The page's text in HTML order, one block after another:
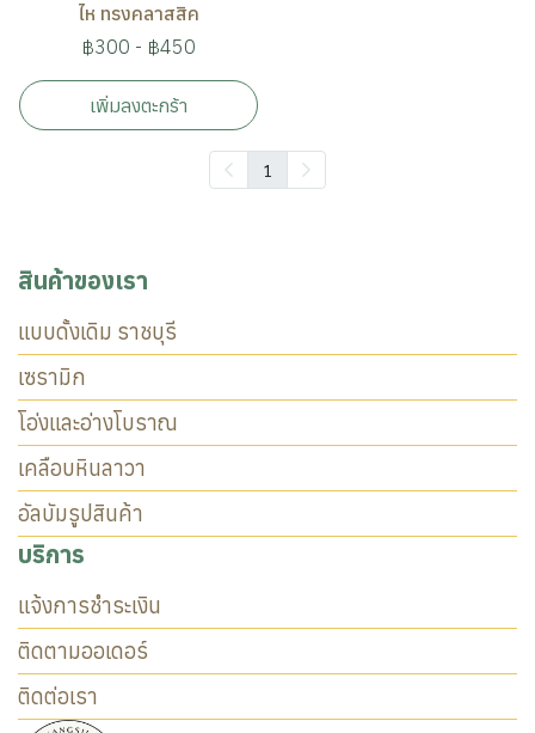
ไห ทรงคลาสสิค
฿300 - ฿450
เพิ่มลงตะกร้า
1
สินค้าของเรา
แบบดั้งเดิม ราชบุรี
เซรามิก
โอ่งและอ่างโบราณ
เคลือบหินลาวา
อัลบัมรูปสินค้า
บริการ
แจ้งการชำระเงิน
ติดตามออเดอร์
ติดต่อเรา